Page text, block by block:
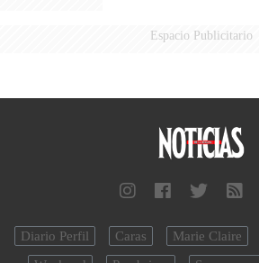
Espacio Publicitario
Diario Perfil Caras Marie Claire